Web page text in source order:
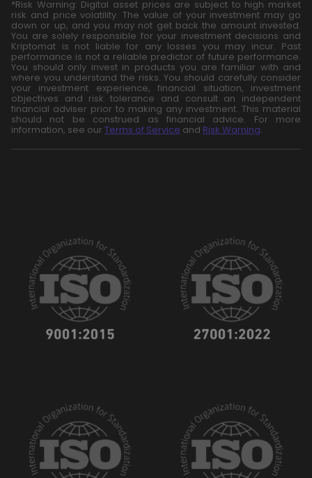
*Risk Warning: Digital asset prices are subject to high market
risk and price volatility. The value of your investment may go
down or up, and you may not get back the amount invested.
You are solely responsible for your investment decisions and
Kriptomat is not liable for any losses you may incur. Past
performance is not a reliable predictor of future performance.
You should only invest in products you are familiar with and
where you understand the risks. You should carefully consider
your investment experience, financial situation, investment
objectives and risk tolerance and consult an independent
financial adviser prior to making any investment. This material
should not be construed as financial advice. For more
information, see our Terms of Service and Risk Warning.